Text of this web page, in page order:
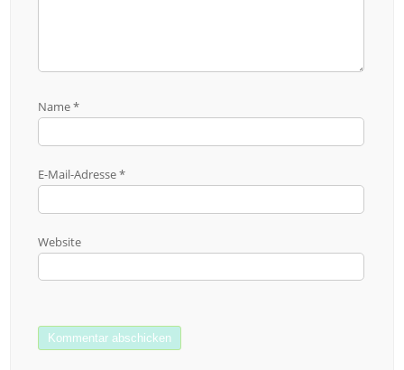
Name*
E-Mail-Adresse*
Website